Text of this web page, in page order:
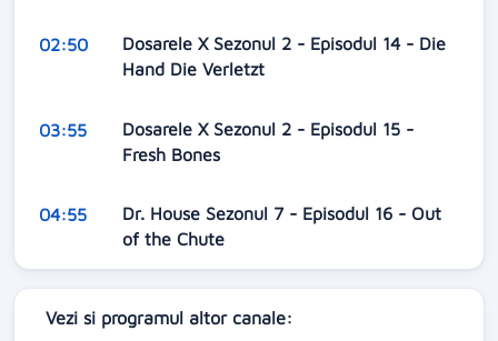
02:50
Dosarele X Sezonul 2 - Episodul 14 - Die
Hand Die Verletzt
03:55
Dosarele X Sezonul 2 - Episodul 15 -
Fresh Bones
04:55
Dr. House Sezonul 7 - Episodul 16 - Out
of the Chute
Vezi si programul altor canale: